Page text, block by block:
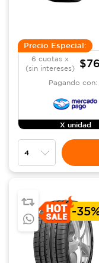
Precio Especial:
6 cuotas x
(sin intereses)
Pagando con:
X unidad
-